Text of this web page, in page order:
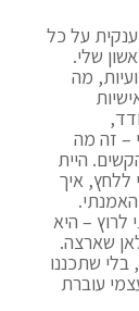
על כל
שלי.
מה
– זה מה
היית
ללחץ, איך
– היא
שארצה.
שתכננו
עוברת